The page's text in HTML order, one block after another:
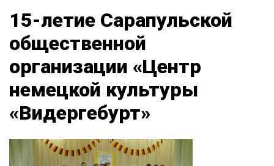
15-летие Сарапульской
общественной
организации «Центр
немецкой культуры
«Видергебурт»